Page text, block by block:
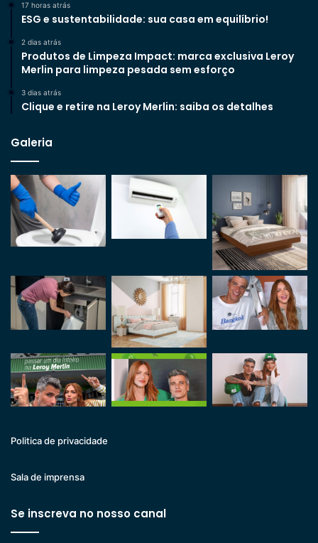
17 horas atrás
ESG e sustentabilidade: sua casa em equilíbrio!
2 dias atrás
Produtos de Limpeza Impact: marca exclusiva Leroy
Merlin para limpeza pesada sem esforço
3 dias atrás
Clique e retire na Leroy Merlin: saiba os detalhes
Galeria
Politica de privacidade
Sala de imprensa
Se inscreva no nosso canal